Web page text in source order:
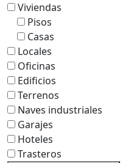
Viviendas
Pisos
Casas
Locales
Oficinas
Edificios
Terrenos
Naves industriales
Garajes
Hoteles
Trasteros